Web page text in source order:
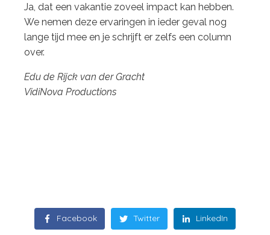
Ja, dat een vakantie zoveel impact kan hebben.
We nemen deze ervaringen in ieder geval nog
lange tijd mee en je schrijft er zelfs een column
over.
Edu de Rijck van der Gracht
VidiNova Productions
Facebook Twitter LinkedIn